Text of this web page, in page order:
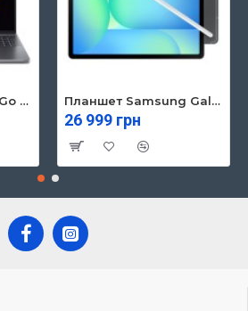
Ноутбук Acer Swift Go 16 SFG16-71 (NX.KVZEU.003) Планшет Samsung Galaxy Tab S10 FE 5G 8/128GB Gray (SM-X526BZAREUC)
26 999 грн